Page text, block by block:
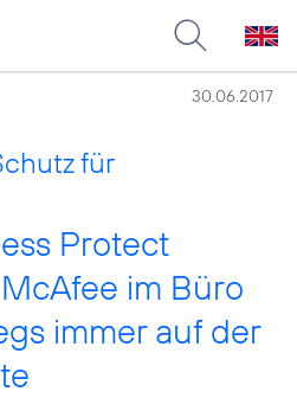
30.06.2017
für
Protect
im Büro
immer auf der